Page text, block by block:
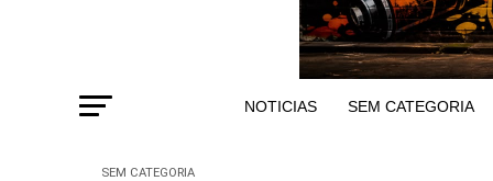
NOTICIAS SEM CATEGORIA
SEM CATEGORIA